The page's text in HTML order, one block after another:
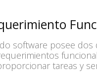
software posee dos
tareas y